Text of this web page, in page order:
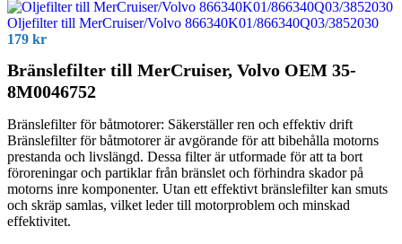
Oljefilter till MerCruiser/Volvo 866340K01/866340Q03/3852030
179 kr
Bränslefilter till MerCruiser, Volvo OEM 35-
8M0046752
Bränslefilter för båtmotorer: Säkerställer ren och effektiv drift
Bränslefilter för båtmotorer är avgörande för att bibehålla motorns
prestanda och livslängd. Dessa filter är utformade för att ta bort
föroreningar och partiklar från bränslet och förhindra skador på
motorns inre komponenter. Utan ett effektivt bränslefilter kan smuts
och skräp samlas, vilket leder till motorproblem och minskad
effektivitet.